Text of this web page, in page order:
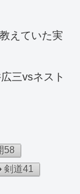
えていた実
三vsネスト
58
剣道41